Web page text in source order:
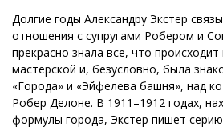
Долгие годы Александру Экстер
отношения с супругами Робером и
прекрасно знала все, что
мастерской и, безусловно, была
«Города» и «Эйфелева башня», над
Робер Делоне. В 1911–1912 годах,
формулы города, Экстер пишет